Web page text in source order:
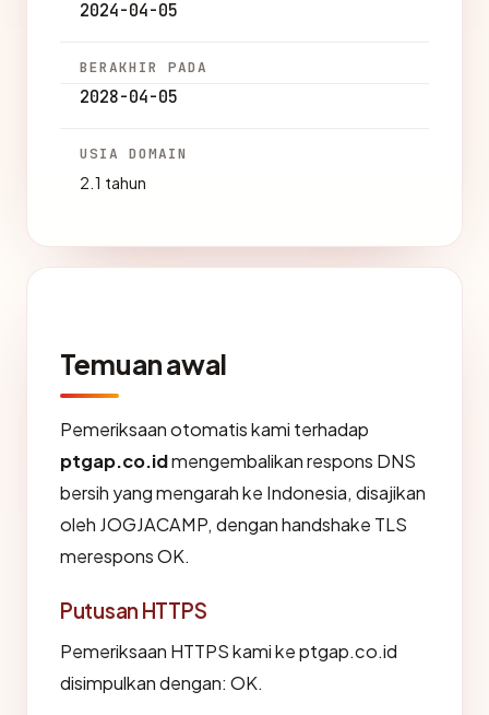
2024-04-05
BERAKHIR PADA
2028-04-05
USIA DOMAIN
2.1 tahun
Temuan awal
Pemeriksaan otomatis kami terhadap
ptgap.co.idmengembalikan respons DNS
bersih yang mengarah ke Indonesia, disajikan
oleh JOGJACAMP, dengan handshake TLS
merespons OK.
Putusan HTTPS
Pemeriksaan HTTPS kami ke ptgap.co.id
disimpulkan dengan: OK.